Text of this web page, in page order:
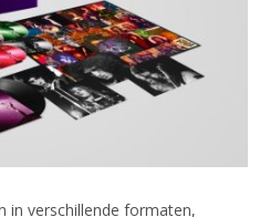
in verschillende formaten,